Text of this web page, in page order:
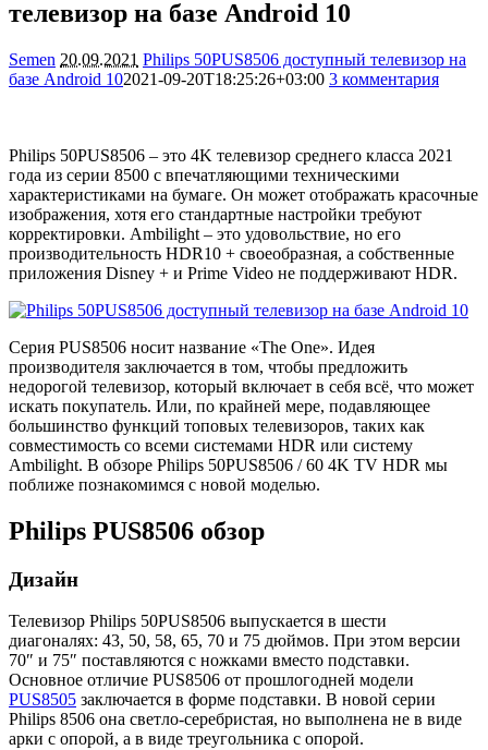
телевизор на базе Android 10
Semen 20.09.2021 Philips 50PUS8506 доступный телевизор на
базе Android 102021-09-20T18:25:26+03:00 3 комментария
Philips 50PUS8506 – это 4K телевизор среднего класса 2021
года из серии 8500 с впечатляющими техническими
характеристиками на бумаге. Он может отображать красочные
изображения, хотя его стандартные настройки требуют
корректировки. Ambilight – это удовольствие, но его
производительность HDR10 + своеобразная, а собственные
приложения Disney + и Prime Video не поддерживают HDR.
Серия PUS8506 носит название «The One». Идея
производителя заключается в том, чтобы предложить
недорогой телевизор, который включает в себя всё, что может
искать покупатель. Или, по крайней мере, подавляющее
большинство функций топовых телевизоров, таких как
совместимость со всеми системами HDR или систему
Ambilight. В обзоре Philips 50PUS8506 / 60 4K TV HDR мы
поближе познакомимся с новой моделью.
Philips PUS8506 обзор
Дизайн
Телевизор Philips 50PUS8506 выпускается в шести
диагоналях: 43, 50, 58, 65, 70 и 75 дюймов. При этом версии
70″ и 75″ поставляются с ножками вместо подставки.
Основное отличие PUS8506 от прошлогодней модели
PUS8505 заключается в форме подставки. В новой серии
Philips 8506 она светло-серебристая, но выполнена не в виде
арки с опорой, а в виде треугольника с опорой.